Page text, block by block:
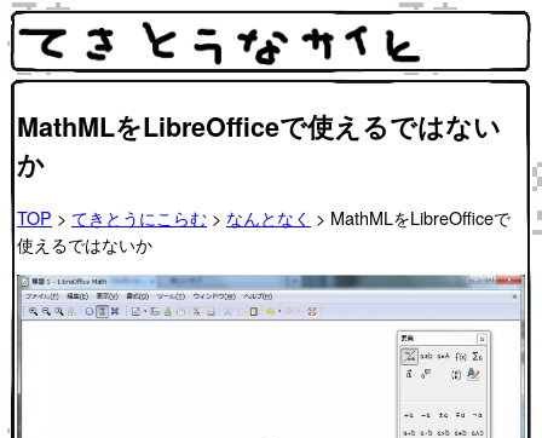
MathMLをLibreOfficeで使えるではない
か
TOP > てきとうにこらむ > なんとなく > MathMLをLibreOfficeで
使えるではないか